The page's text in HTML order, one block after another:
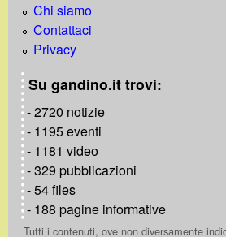
Chi siamo
Contattaci
Privacy
Su gandino.it trovi:
- 2720 notizie
- 1195 eventi
- 1181 video
- 329 pubblicazioni
- 54 files
- 188 pagine informative
Tutti i contenuti, ove non diversamente